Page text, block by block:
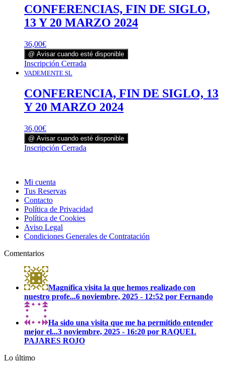
múltiples
variantes.
Las
pueden
elegir
en
de
producto
CONFERENCIAS, FIN DE SIGLO,
13 Y 20 MARZO 2024
36,00€
@ Avisar cuando esté disponible
Inscripción Cerrada
múltiples
variantes.
Las
pueden
elegir
en
VADEMENTE SL
CONFERENCIA, FIN DE SIGLO, 13
Y 20 MARZO 2024
36,00€
@ Avisar cuando esté disponible
Inscripción Cerrada
se
en
Mi cuenta
Tus Reservas
Contacto
Política de Privacidad
Política de Cookies
Aviso Legal
Condiciones Generales de Contratación
Comentarios
Magnífica visita la que hemos realizado con
nuestro profe...6 noviembre, 2025 - 12:52 por Fernando
Ha sido una visita que me ha permitido entender
mejor el...3 noviembre, 2025 - 16:20 por RAQUEL
PAJARES ROJO
Lo último